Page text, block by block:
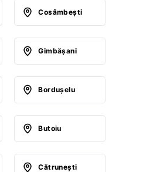
Cosâmbeşti
Gimbăşani
Borduşelu
Butoiu
Cătruneşti